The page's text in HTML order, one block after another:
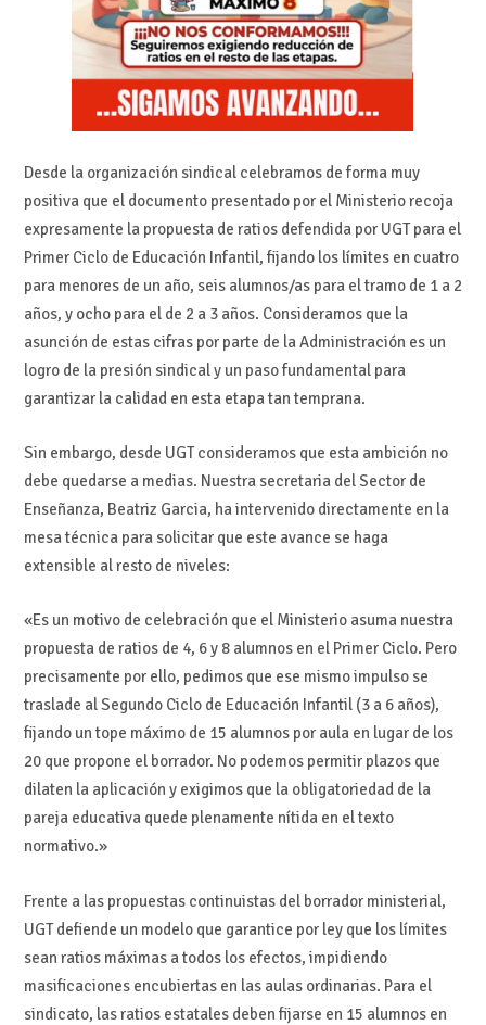
Desde la organización sindical celebramos de forma muy
positiva que el documento presentado por el Ministerio recoja
expresamente la propuesta de ratios defendida por UGT para el
Primer Ciclo de Educación Infantil, fijando los límites en cuatro
para menores de un año, seis alumnos/as para el tramo de 1 a 2
años, y ocho para el de 2 a 3 años. Consideramos que la
asunción de estas cifras por parte de la Administración es un
logro de la presión sindical y un paso fundamental para
garantizar la calidad en esta etapa tan temprana.
Sin embargo, desde UGT consideramos que esta ambición no
debe quedarse a medias. Nuestra secretaria del Sector de
Enseñanza, Beatriz Garcia, ha intervenido directamente en la
mesa técnica para solicitar que este avance se haga
extensible al resto de niveles:
«Es un motivo de celebración que el Ministerio asuma nuestra
propuesta de ratios de 4, 6 y 8 alumnos en el Primer Ciclo. Pero
precisamente por ello, pedimos que ese mismo impulso se
traslade al Segundo Ciclo de Educación Infantil (3 a 6 años),
fijando un tope máximo de 15 alumnos por aula en lugar de los
20 que propone el borrador. No podemos permitir plazos que
dilaten la aplicación y exigimos que la obligatoriedad de la
pareja educativa quede plenamente nítida en el texto
normativo.»
Frente a las propuestas continuistas del borrador ministerial,
UGT defiende un modelo que garantice por ley que los límites
sean ratios máximas a todos los efectos, impidiendo
masificaciones encubiertas en las aulas ordinarias. Para el
sindicato, las ratios estatales deben fijarse en 15 alumnos en